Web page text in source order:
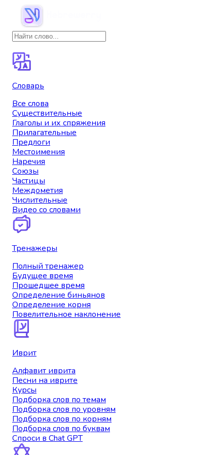
Словарь
Все слова
Существительные
Глаголы и их спряжения
Прилагательные
Предлоги
Местоимения
Наречия
Союзы
Частицы
Междометия
Числительные
Видео со словами
Тренажеры
Полный тренажер
Будущее время
Прошедшее время
Определение биньянов
Определение корня
Повелительное наклонение
Иврит
Алфавит иврита
Песни на иврите
Курсы
Подборка слов по темам
Подборка слов по уровням
Подборка слов по корням
Подборка слов по буквам
Спроси в Chat GPT